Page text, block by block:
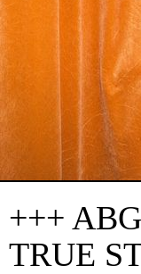
+++
TRUE